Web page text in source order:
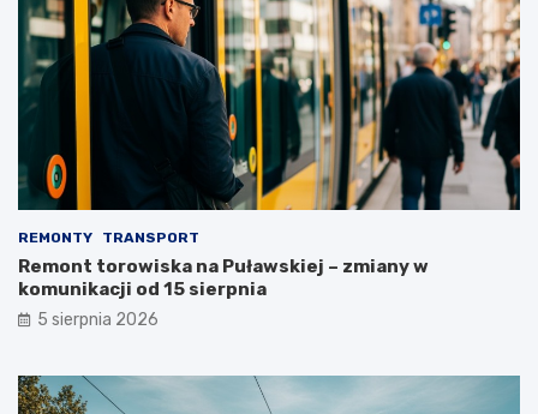
REMONTY TRANSPORT
Remont torowiska na Puławskiej – zmiany w
komunikacji od 15 sierpnia
5 sierpnia 2026